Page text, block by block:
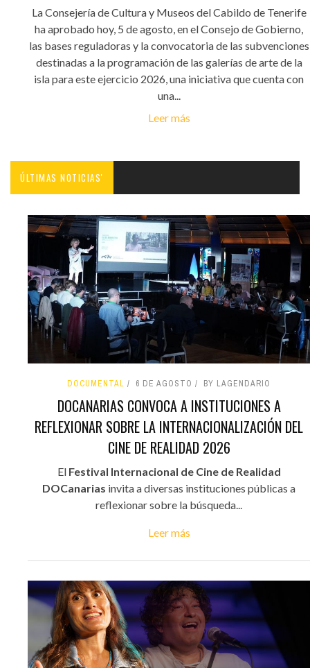
La Consejería de Cultura y Museos del Cabildo de Tenerife
ha aprobado hoy, 5 de agosto, en el Consejo de Gobierno,
las bases reguladoras y la convocatoria de las subvenciones
destinadas a la programación de las galerías de arte de la
isla para este ejercicio 2026, una iniciativa que cuenta con
una...
Leer más
ÚLTIMAS NOTICIAS'
DOCUMENTAL 6 DE AGOSTO BY LAGENDARIO
DOCANARIAS CONVOCA A INSTITUCIONES A
REFLEXIONAR SOBRE LA INTERNACIONALIZACIÓN DEL
CINE DE REALIDAD 2026
El Festival Internacional de Cine de Realidad
DOCanarias invita a diversas instituciones públicas a
reflexionar sobre la búsqueda...
Leer más